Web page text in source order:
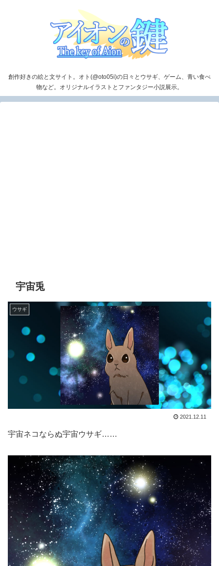
創作好きの絵と文サイト。オト(@oto05i)の日々とウサギ、ゲーム、青い食べ
物など。オリジナルイラストとファンタジー小説展示。
宇宙兎
ウサギ
2021.12.11
宇宙ネコならぬ宇宙ウサギ……